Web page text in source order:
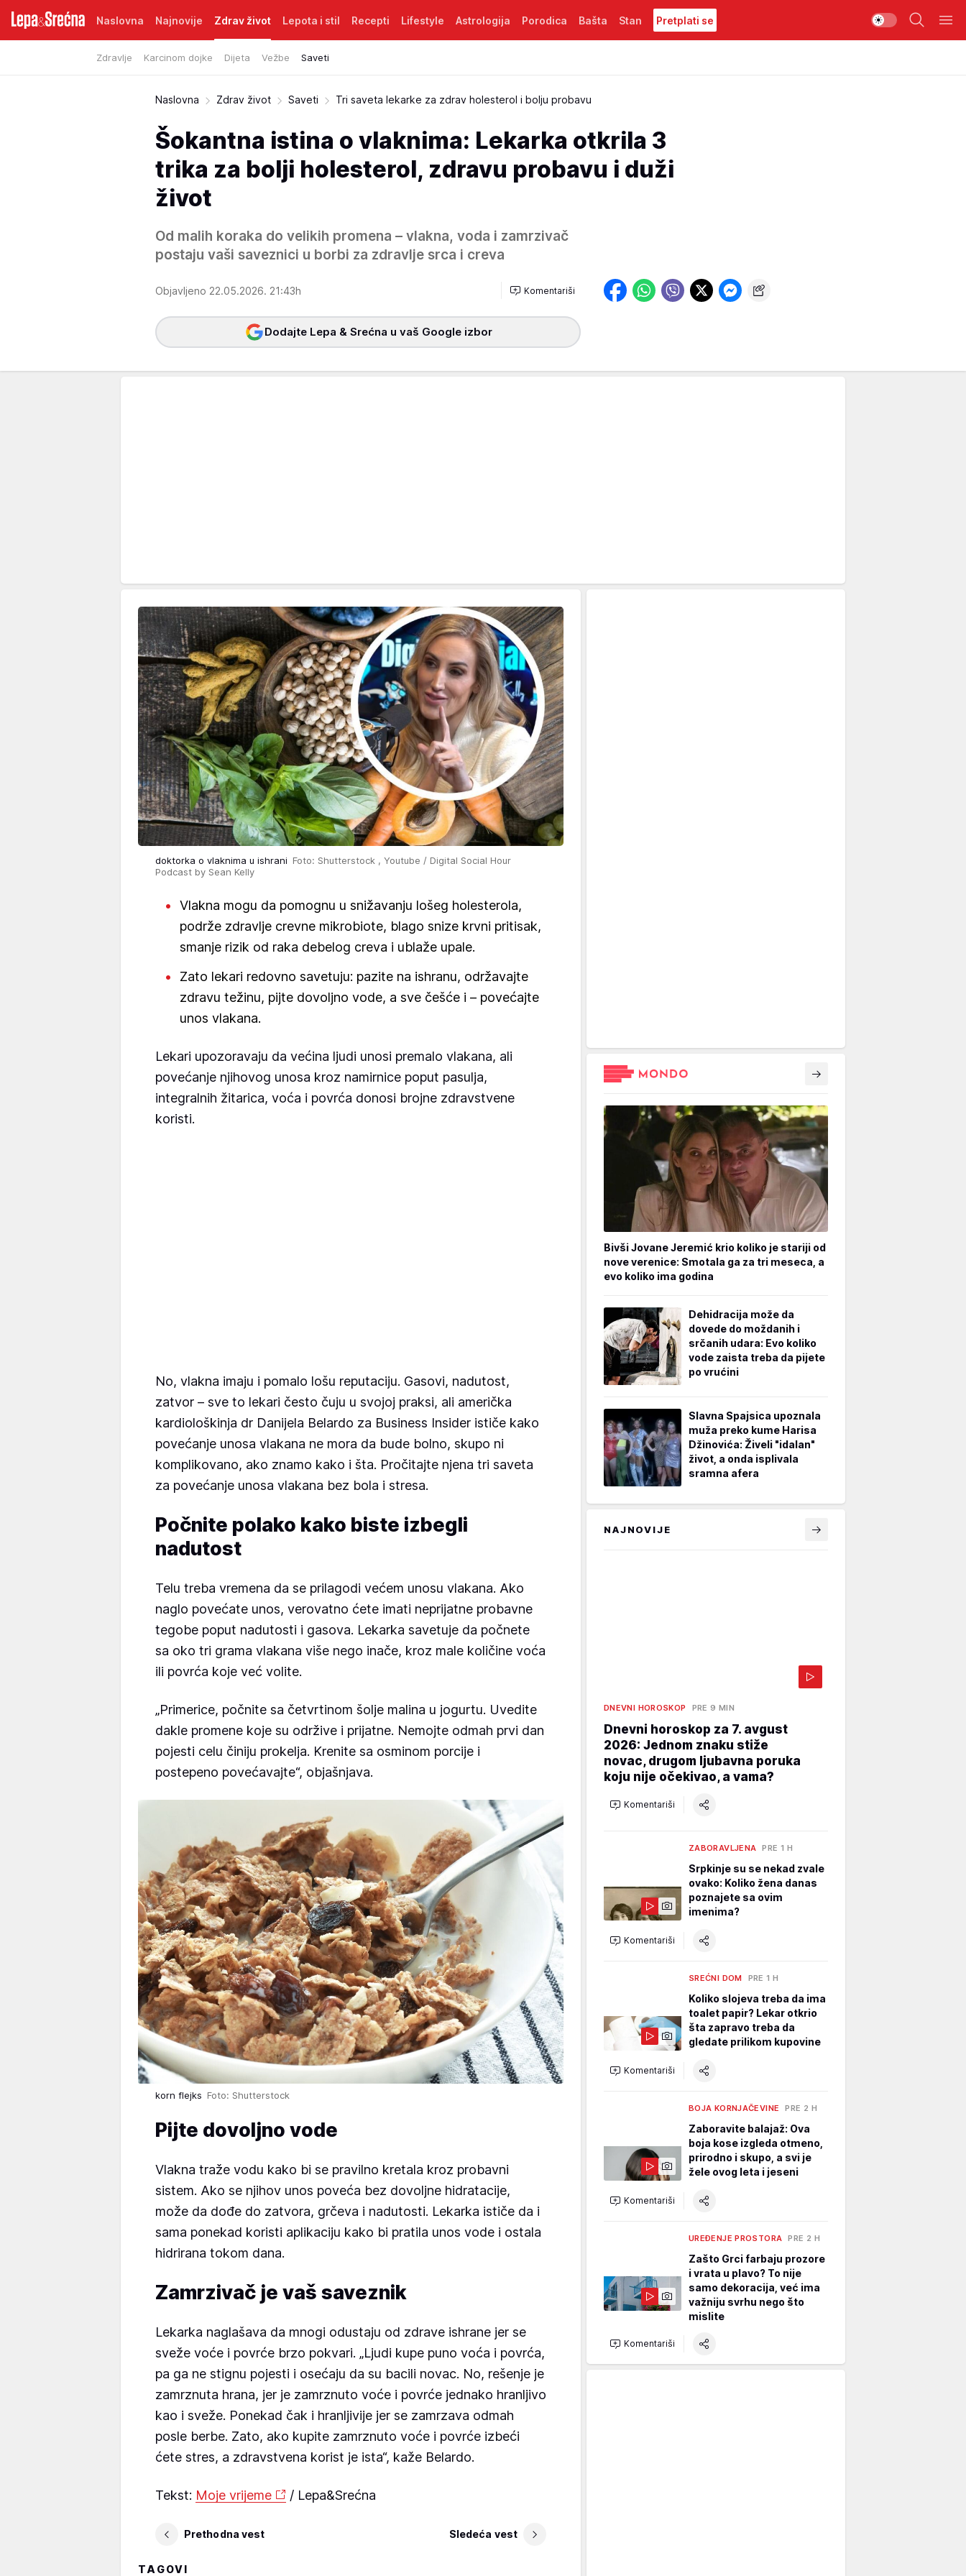
Naslovna Najnovije Zdrav život
Zdravlje Karcinom dojke Dijeta Vežbe Saveti
Lepota i stil Recepti Lifestyle Astrologija Porodica Bašta Stan Pretplati se
Naslovna Zdrav život Saveti Tri saveta lekarke za zdrav holesterol i bolju probavu
Šokantna istina o vlaknima: Lekarka otkrila 3
trika za bolji holesterol, zdravu probavu i duži
život
Od malih koraka do velikih promena – vlakna, voda i zamrzivač
postaju vaši saveznici u borbi za zdravlje srca i creva
Objavljeno 22.05.2026. 21:43h Komentariši
Dodajte Lepa & Srećna u vaš Google izbor
doktorka o vlaknima u ishrani Foto: Shutterstock , Youtube / Digital Social Hour
Podcast by Sean Kelly
Vlakna mogu da pomognu u snižavanju lošeg holesterola,
podrže zdravlje crevne mikrobiote, blago snize krvni pritisak,
smanje rizik od raka debelog creva i ublaže upale.
Zato lekari redovno savetuju: pazite na ishranu, održavajte
zdravu težinu, pijte dovoljno vode, a sve češće i – povećajte
unos vlakana.
Lekari upozoravaju da većina ljudi unosi premalo vlakana, ali
povećanje njihovog unosa kroz namirnice poput pasulja,
integralnih žitarica, voća i povrća donosi brojne zdravstvene
koristi.
No, vlakna imaju i pomalo lošu reputaciju. Gasovi, nadutost,
zatvor – sve to lekari često čuju u svojoj praksi, ali američka
kardiološkinja dr Danijela Belardo za Business Insider ističe kako
povećanje unosa vlakana ne mora da bude bolno, skupo ni
komplikovano, ako znamo kako i šta. Pročitajte njena tri saveta
za povećanje unosa vlakana bez bola i stresa.
Počnite polako kako biste izbegli
nadutost
Telu treba vremena da se prilagodi većem unosu vlakana. Ako
naglo povećate unos, verovatno ćete imati neprijatne probavne
tegobe poput nadutosti i gasova. Lekarka savetuje da počnete
sa oko tri grama vlakana više nego inače, kroz male količine voća
ili povrća koje već volite.
„Primerice, počnite sa četvrtinom šolje malina u jogurtu. Uvedite
dakle promene koje su održive i prijatne. Nemojte odmah prvi dan
pojesti celu činiju prokelja. Krenite sa osminom porcije i
postepeno povećavajte“, objašnjava.
korn flejks Foto: Shutterstock
Pijte dovoljno vode
Vlakna traže vodu kako bi se pravilno kretala kroz probavni
sistem. Ako se njihov unos poveća bez dovoljne hidratacije,
može da dođe do zatvora, grčeva i nadutosti. Lekarka ističe da i
sama ponekad koristi aplikaciju kako bi pratila unos vode i ostala
hidrirana tokom dana.
Zamrzivač je vaš saveznik
Lekarka naglašava da mnogi odustaju od zdrave ishrane jer se
sveže voće i povrće brzo pokvari. „Ljudi kupe puno voća i povrća,
pa ga ne stignu pojesti i osećaju da su bacili novac. No, rešenje je
zamrznuta hrana, jer je zamrznuto voće i povrće jednako hranljivo
kao i sveže. Ponekad čak i hranljivije jer se zamrzava odmah
posle berbe. Zato, ako kupite zamrznuto voće i povrće izbeći
ćete stres, a zdravstvena korist je ista“, kaže Belardo.
Tekst: Moje vrijeme / Lepa&Srećna
Prethodna vest Sledeća vest
TAGOVI
Bivši Jovane Jeremić krio koliko je stariji od
nove verenice: Smotala ga za tri meseca, a
evo koliko ima godina
Dehidracija može da
dovede do moždanih i
srčanih udara: Evo koliko
vode zaista treba da pijete
po vrućini
Slavna Spajsica upoznala
muža preko kume Harisa
Džinovića: Živeli "idalan"
život, a onda isplivala
sramna afera
NAJNOVIJE
DNEVNI HOROSKOP PRE 9 MIN
Dnevni horoskop za 7. avgust
2026: Jednom znaku stiže
novac, drugom ljubavna poruka
koju nije očekivao, a vama?
Komentariši
ZABORAVLJENA PRE 1 H
Srpkinje su se nekad zvale
ovako: Koliko žena danas
poznajete sa ovim
imenima?
Komentariši
SREĆNI DOM PRE 1 H
Koliko slojeva treba da ima
toalet papir? Lekar otkrio
šta zapravo treba da
gledate prilikom kupovine
Komentariši
BOJA KORNJAČEVINE PRE 2 H
Zaboravite balajaž: Ova
boja kose izgleda otmeno,
prirodno i skupo, a svi je
žele ovog leta i jeseni
Komentariši
UREĐENJE PROSTORA PRE 2 H
Zašto Grci farbaju prozore
i vrata u plavo? To nije
samo dekoracija, već ima
važniju svrhu nego što
mislite
Komentariši